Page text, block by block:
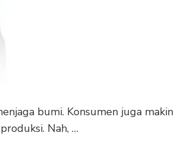
bumi. Konsumen juga makin
Nah, …